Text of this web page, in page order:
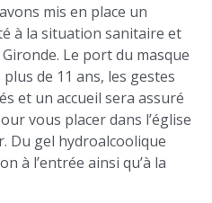
mis en place un
à la situation sanitaire et
Le port du masque
de 11 ans, les gestes
et un accueil sera assuré
vous placer dans l’église
Du gel hydroalcoolique
à l’entrée ainsi qu’à la